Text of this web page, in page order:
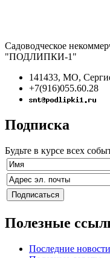
Садоводческое
"ПОДЛИПКИ-1"
141433, МО,
+7(916)055.60.28
Подписка
Будьте в курсе всех
Полезные
Последние новости